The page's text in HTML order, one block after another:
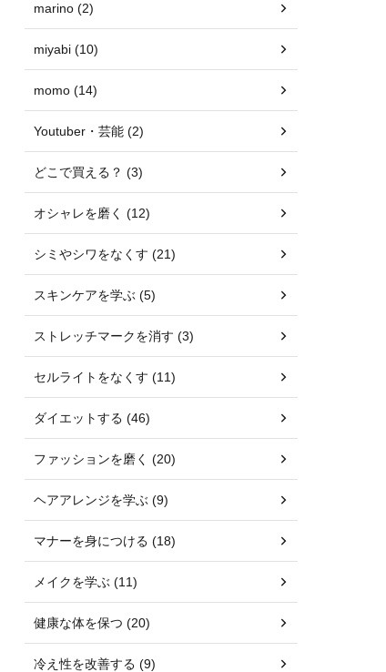
marino (2)
miyabi (10)
momo (14)
Youtuber・芸能 (2)
どこで買える？ (3)
オシャレを磨く (12)
シミやシワをなくす (21)
スキンケアを学ぶ (5)
ストレッチマークを消す (3)
セルライトをなくす (11)
ダイエットする (46)
ファッションを磨く (20)
ヘアアレンジを学ぶ (9)
マナーを身につける (18)
メイクを学ぶ (11)
健康な体を保つ (20)
冷え性を改善する (9)